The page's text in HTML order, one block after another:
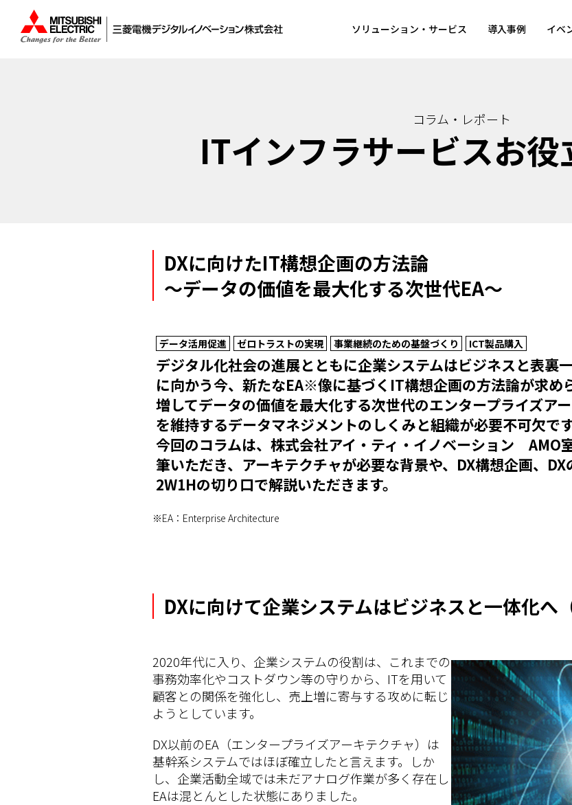
ソリューション・サービス 導入事例 イベ
コラム・レポート
ITインフラサービスお役
DXに向けたIT構想企画の方法論
～データの価値を最大化する次世代EA～
データ活用促進 ゼロトラストの実現 事業継続のための基盤づくり ICT製品購入
デジタル化社会の進展とともに企業システムはビジネスと表裏
に向かう今、新たなEA※像に基づくIT構想企画の方法論が求め
増してデータの価値を最大化する次世代のエンタープライズア
を維持するデータマネジメントのしくみと組織が必要不可欠です
今回のコラムは、株式会社アイ・ティ・イノベーション
筆いただき、アーキテクチャが必要な背景や、DX構想企画、DX
2W1Hの切り口で解説いただきます。
※EA：Enterprise Architecture
DXに向けて企業システムはビジネスと一体化へ
2020年代に入り、企業システムの役割は、これまでの
事務効率化やコストダウン等の守りから、ITを用いて
顧客との関係を強化し、売上増に寄与する攻めに転じ
ようとしています。
DX以前のEA（エンタープライズアーキテクチャ）は
基幹系システムではほぼ確立したと言えます。しか
し、企業活動全域では未だアナログ作業が多く存在し
EAは混とんとした状態にありました。